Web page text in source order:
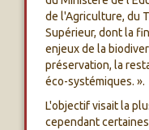
de l'Agriculture, du
Supérieur, dont la
enjeux de la
préservation, la
éco-systémiques. ».
L'objectif visait la
cependant